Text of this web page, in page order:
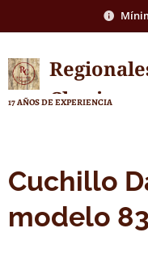
Chasico
17 AÑOS DE EXPERIENCIA
Cuchillo
modelo 83